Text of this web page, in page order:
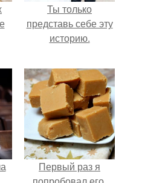
Ты только
представь себе эту
историю.
Первый раз я